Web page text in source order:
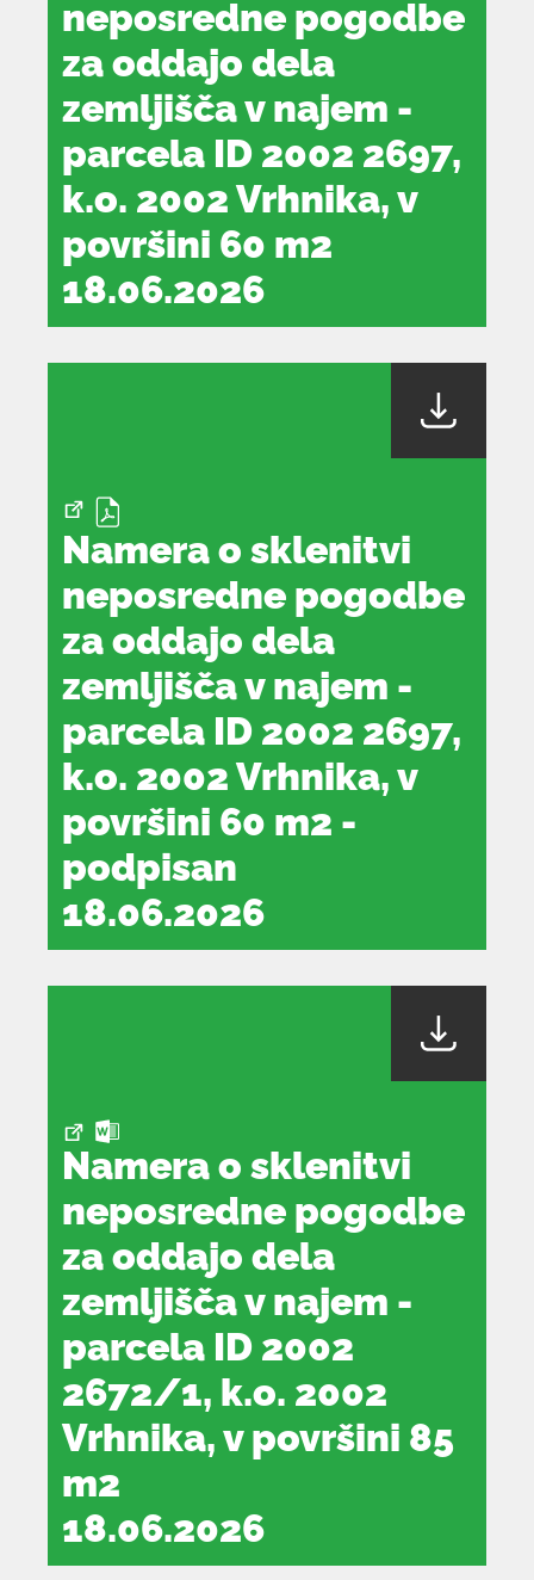
neposredne pogodbe
za oddajo dela
zemljišča v najem -
parcela ID 2002 2697,
k.o. 2002 Vrhnika, v
površini 60 m2
18.06.2026
dokument
se
oknu
Namera o sklenitvi
neposredne pogodbe
za oddajo dela
zemljišča v najem -
parcela ID 2002 2697,
k.o. 2002 Vrhnika, v
površini 60 m2 -
podpisan
18.06.2026
dokument
se
oknu
Namera o sklenitvi
neposredne pogodbe
za oddajo dela
zemljišča v najem -
parcela ID 2002
2672/1, k.o. 2002
Vrhnika, v površini 85
m2
18.06.2026
dokument